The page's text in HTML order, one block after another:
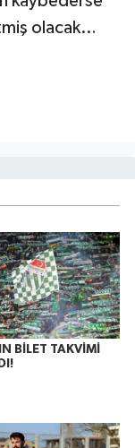
olacak…
BİLET TAKVİMİ